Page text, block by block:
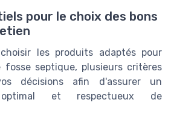
pour le choix des bons
les produits adaptés pour
septique, plusieurs critères
décisions afin d'assurer un
optimal et respectueux de